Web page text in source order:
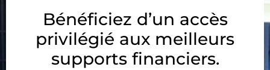
Bénéficiez d’un accès
privilégié aux meilleurs
supports financiers.